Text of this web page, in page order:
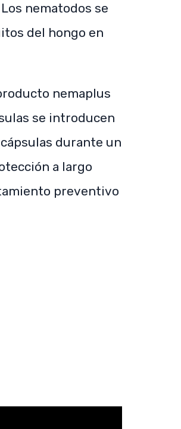
nematodos se
del hongo en
nemaplus
se introducen
durante un
a largo
preventivo